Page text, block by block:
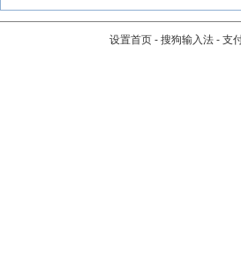
设置首页 - 搜狗输入法 - 支